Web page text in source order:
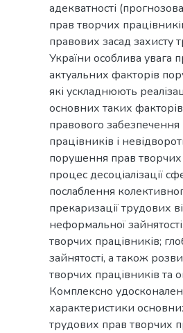
адекватності
прав творчих
правових засад захисту
України особлива увага
актуальних факторів
які ускладнюють
основних таких
правового
працівників і
порушення прав творчих
процес десоціалізації
послаблення
прекаризації трудових
неформальної
творчих працівників;
зайнятості, а також
творчих працівників та
Комплексно
характеристики
трудових прав творчих